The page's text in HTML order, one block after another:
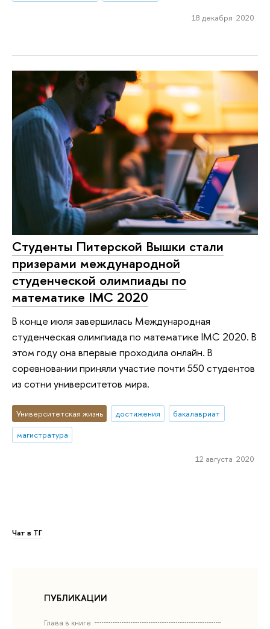
Чат в ТГ
ПУБЛИКАЦИИ
Глава в книге
18 декабря 2020
Cтуденты Питерской Вышки стали
призерами международной
студенческой олимпиады по
математике IMC 2020
В конце июля завершилась Международная
студенческая олимпиада по математике IMC 2020. В
этом году она впервые проходила онлайн. В
соревновании приняли участие почти 550 студентов
из сотни университетов мира.
Университетская жизнь достижения
бакалавриат
магистратура
12 августа 2020